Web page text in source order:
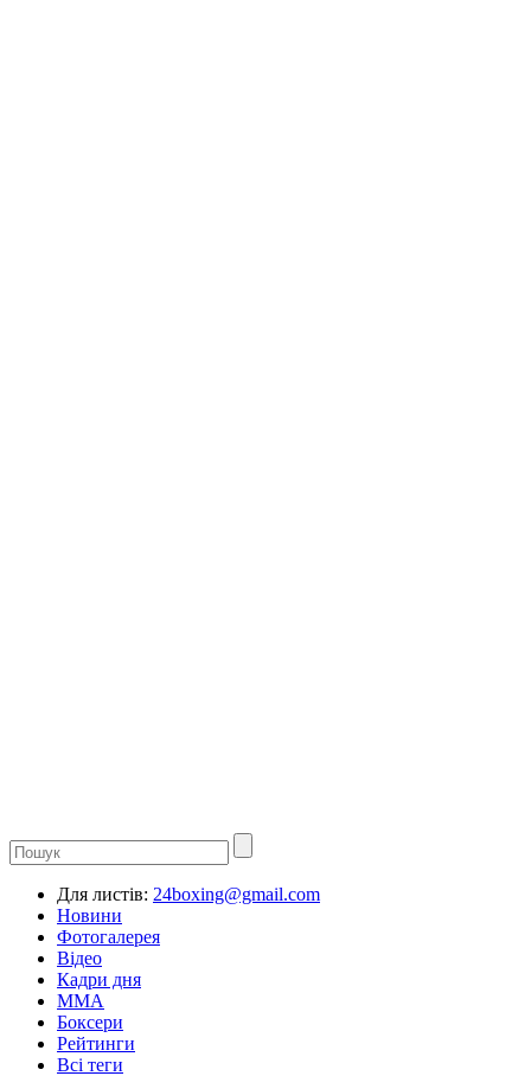
Для листів: 24boxing@gmail.com
Новини
Фотогалерея
Відео
Кадри дня
ММА
Боксери
Рейтинги
Всі теги